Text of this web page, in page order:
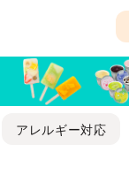
アレルギー対応